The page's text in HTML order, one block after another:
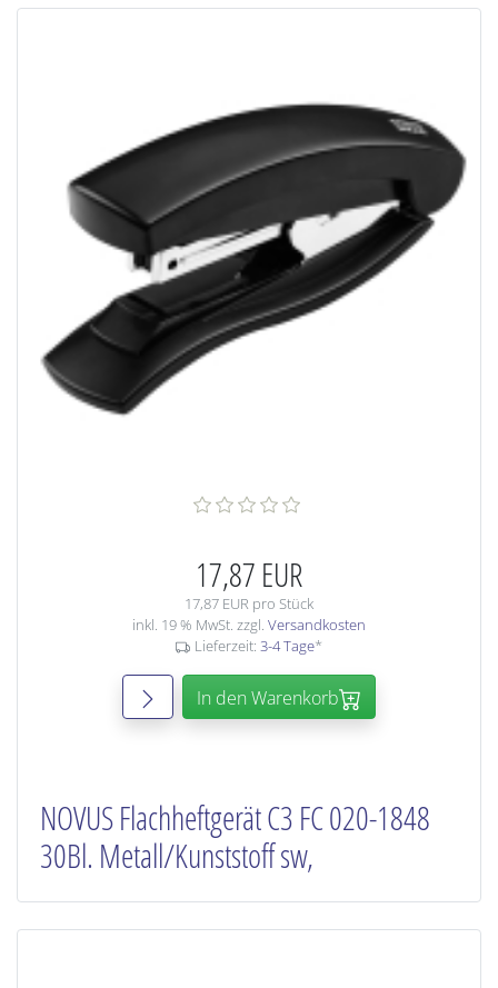
17,87 EUR
17,87 EUR pro Stück
inkl. 19 % MwSt. zzgl. Versandkosten
Lieferzeit: 3-4 Tage*
In den Warenkorb
NOVUS Flachheftgerät C3 FC 020-1848
30Bl. Metall/Kunststoff sw,